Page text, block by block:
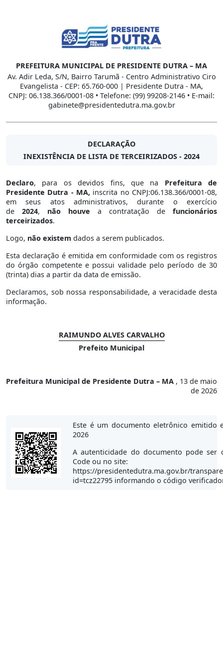
PREFEITURA MUNICIPAL DE PRESIDENTE DUTRA – MA
Av. Adir Leda, S/N, Bairro Tarumã - Centro Administrativo Ciro
Evangelista - CEP: 65.760-000 | Presidente Dutra - MA,
CNPJ: 06.138.366/0001-08 • Telefone: (99) 99208-2146 • E-mail:
gabinete@presidentedutra.ma.gov.br
DECLARAÇÃO
INEXISTÊNCIA DE LISTA DE TERCEIRIZADOS - 2024
Declaro, para os devidos fins, que na Prefeitura de
Presidente Dutra - MA, inscrita no CNPJ:06.138.366/0001-08,
em seus atos administrativos, durante o exercício
de 2024, não houve a contratação de funcionários
terceirizados.
Logo, não existem dados a serem publicados.
Esta declaração é emitida em conformidade com os registros
do órgão competente e possui validade pelo período de 30
(trinta) dias a partir da data de emissão.
Declaramos, sob nossa responsabilidade, a veracidade desta
informação.
RAIMUNDO ALVES CARVALHO
Prefeito Municipal
Prefeitura Municipal de Presidente Dutra – MA , 13 de maio
de 2026
Este é um documento eletrônico emitido
2026
A autenticidade do documento pode ser
Code ou no site:
https://presidentedutra.ma.gov.br/
id=tcz22795 informando o código